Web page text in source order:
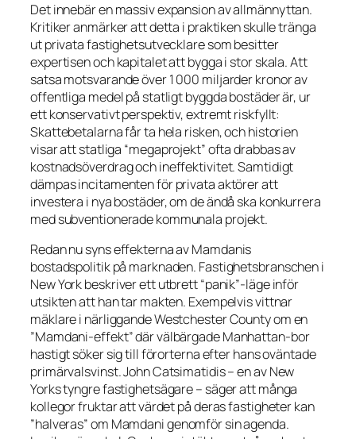
Det innebär en massiv expansion av allmännyttan.
Kritiker anmärker att detta i praktiken skulle tränga
ut privata fastighetsutvecklare som besitter
expertisen och kapitalet att bygga i stor skala. Att
satsa motsvarande över 1 000 miljarder kronor av
offentliga medel på statligt byggda bostäder är, ur
ett konservativt perspektiv, extremt riskfyllt:
Skattebetalarna får ta hela risken, och historien
visar att statliga “megaprojekt” ofta drabbas av
kostnadsöverdrag och ineffektivitet. Samtidigt
dämpas incitamenten för privata aktörer att
investera i nya bostäder, om de ändå ska konkurrera
med subventionerade kommunala projekt.
Redan nu syns effekterna av Mamdanis
bostadspolitik på marknaden. Fastighetsbranschen i
New York beskriver ett utbrett “panik”-läge inför
utsikten att han tar makten. Exempelvis vittnar
mäklare i närliggande Westchester County om en
”Mamdani-effekt” där välbärgade Manhattan-bor
hastigt söker sig till förorterna efter hans oväntade
primärvalsvinst. John Catsimatidis – en av New
Yorks tyngre fastighetsägare – säger att många
kollegor fruktar att värdet på deras fastigheter kan
”halveras”om Mamdani genomför sin agenda.